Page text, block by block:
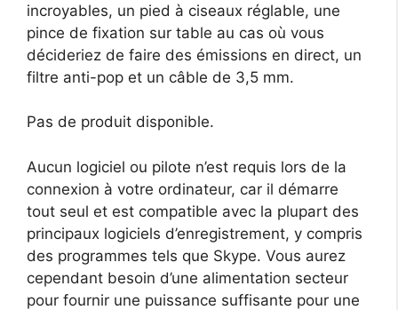
incroyables, un pied à ciseaux réglable, une
pince de fixation sur table au cas où vous
décideriez de faire des émissions en direct, un
filtre anti-pop et un câble de 3,5 mm.
Pas de produit disponible.
Aucun logiciel ou pilote n’est requis lors de la
connexion à votre ordinateur, car il démarre
tout seul et est compatible avec la plupart des
principaux logiciels d’enregistrement, y compris
des programmes tels que Skype. Vous aurez
cependant besoin d’une alimentation secteur
pour fournir une puissance suffisante pour une